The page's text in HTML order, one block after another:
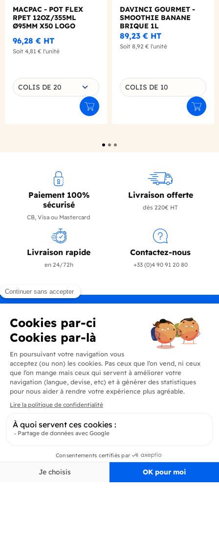
MACPAC - POT FLEX
RPET 12OZ/355ML
Ø95MM X50 LOGO
FRANCAIS
96,28 € HT
Soit 4,81 € l'unité
Choisissez une déclinaison
COLIS DE 20
Ajouter au panier
DAVINCI GOURMET -
SMOOTHIE BANANE
BRIQUE 1L
89,23 € HT
Soit 8,92 € l'unité
Déclinaison du produit
COLIS DE 10
Paiement 100%
sécurisé
CB, Visa ou Mastercard
Livraison offerte
dès 220€ HT
Livraison rapide
en 24/72h
Contactez-nous
+33 (0)4 90 91 20 80
Produits
En savoir plus